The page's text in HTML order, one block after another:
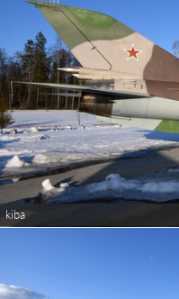
kiba